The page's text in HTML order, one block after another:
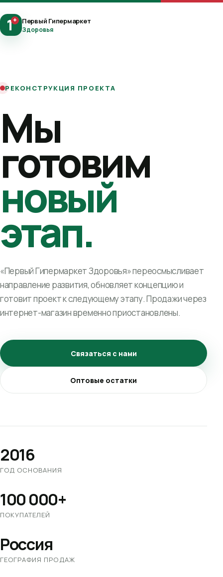
1+ Первый Гипермаркет
Здоровья
РЕКОНСТРУКЦИЯ ПРОЕКТА
Мы
готовим
новый
этап.
«Первый Гипермаркет Здоровья» переосмысливает
направление развития, обновляет концепцию и
готовит проект к следующему этапу. Продажи через
интернет-магазин временно приостановлены.
Связаться с нами
Оптовые остатки
2016
ГОД ОСНОВАНИЯ
100 000+
ПОКУПАТЕЛЕЙ
Россия
ГЕОГРАФИЯ ПРОДАЖ